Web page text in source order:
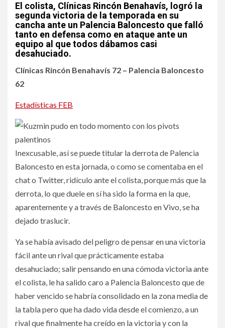
El colista, Clínicas Rincón Benahavís, logró la
segunda victoria de la temporada en su
cancha ante un Palencia Baloncesto que falló
tanto en defensa como en ataque ante un
equipo al que todos dábamos casi
desahuciado.
Clínicas Rincón Benahavís 72 – Palencia Baloncesto
62
Estadísticas FEB
Inexcusable, así se puede titular la derrota de Palencia
Baloncesto en esta jornada, o como se comentaba en el
chat o Twitter, ridículo ante el colista, porque más que la
derrota, lo que duele en sí ha sido la forma en la que,
aparentemente y a través de Baloncesto en Vivo, se ha
dejado traslucir.
Ya se había avisado del peligro de pensar en una victoria
fácil ante un rival que prácticamente estaba
desahuciado; salir pensando en una cómoda victoria ante
el colista, le ha salido caro a Palencia Baloncesto que de
haber vencido se habría consolidado en la zona media de
la tabla pero que ha dado vida desde el comienzo, a un
rival que finalmente ha creído en la victoria y con la